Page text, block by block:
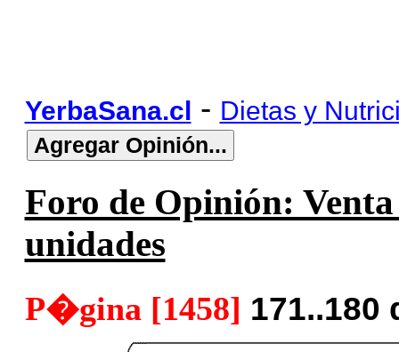
YerbaSana.cl - Dietas y
Foro de Opinión:
unidades
P�gina [1458] 171..180